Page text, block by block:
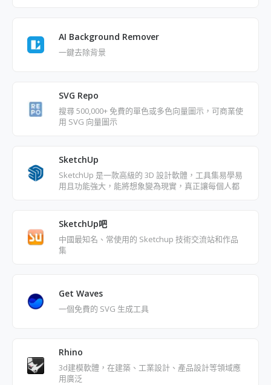
AI Background Remover
一鍵去除背景
SVG Repo
搜尋 500,000+ 免費的單色或多色向量圖示，可商業使
用 SVG 向量圖示
SketchUp
SketchUp 是一款高級的 3D 設計軟體，工具集易學易
用且功能強大，能將想象變為現實，真正讓每個人都
SketchUp吧
中國最知名、常使用的 Sketchup 技術交流站和作品
集
Get Waves
一個免費的 SVG 生成工具
Rhino
3d建模軟體，在建築、工業設計、產品設計等領域應
用廣泛